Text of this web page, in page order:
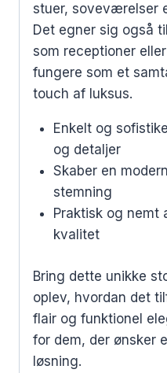
stuer, soveværelser
Det egner sig også
som receptioner
fungere som et
touch af luksus.
Enkelt og
og detaljer
Skaber en
stemning
Praktisk og nemt
kvalitet
Bring dette unikke
oplev, hvordan det
flair og funktionel
for dem, der ønsker
løsning.